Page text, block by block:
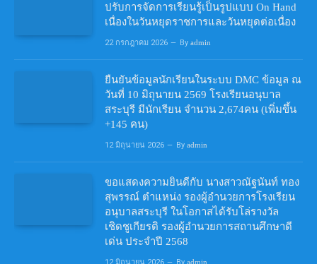
ปรับการจัดการเรียนรู้เป็นรูปแบบ On Hand
เนื่องในวันหยุดราชการและวันหยุดต่อเนื่อง
22 กรกฎาคม 2026 By admin
ยืนยันข้อมูลนักเรียนในระบบ DMC ข้อมูล ณ
วันที่ 10 มิถุนายน 2569 โรงเรียนอนุบาล
สระบุรี มีนักเรียน จำนวน 2,674คน (เพิ่มขึ้น
+145 คน)
12 มิถุนายน 2026 By admin
ขอแสดงความยินดีกับ นางสาวณัฐนันท์ ทอง
สุพรรณ์ ตำแหน่ง รองผู้อำนวยการโรงเรียน
อนุบาลสระบุรี ในโอกาสได้รับโล่รางวัล
เชิดชูเกียรติ รองผู้อำนวยการสถานศึกษาดี
เด่น ประจำปี 2568
12 มิถุนายน 2026 By admin